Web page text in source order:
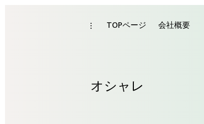
to
toggleTOPページ 会社概要
Tag
オシャレ